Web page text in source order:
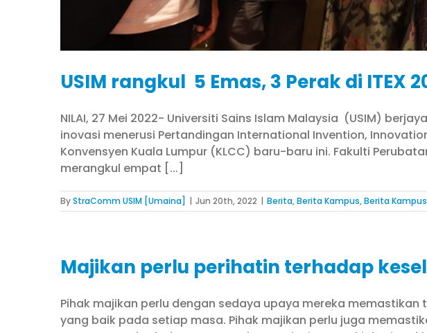
USIM rangkul 5 Emas, 3 Perak di ITEX
NILAI, 27 Mei 2022- Universiti Sains Islam Malaysia (USIM)
inovasi menerusi Pertandingan International Invention,
Konvensyen Kuala Lumpur (KLCC) baru-baru ini. Fakulti
merangkul empat [...]
ByStraComm USIM [Umaina] | Jun 20th, 2022 | Berita,Berita Kampus,Berita
Majikan perlu perihatin terhadap
Pihak majikan perlu dengan sedaya upaya mereka
yang baik pada setiap masa. Pihak majikan perlu juga